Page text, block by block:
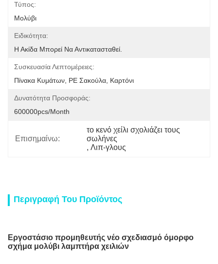
Τύπος:
Μολύβι
Ειδικότητα:
Η Ακίδα Μπορεί Να Αντικατασταθεί.
Συσκευασία Λεπτομέρειες:
Πίνακα Κυμάτων, PE Σακούλα, Καρτόνι
Δυνατότητα Προσφοράς:
600000pcs/month
Επισημαίνω:
το κενό χείλι σχολιάζει τους
σωλήνες
, Λιπ-γλους
Περιγραφή Του Προϊόντος
Εργοστάσιο προμηθευτής νέο σχεδιασμό όμορφο
σχήμα μολύβι λαμπτήρα χειλιών